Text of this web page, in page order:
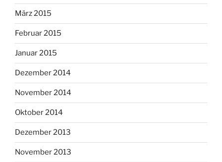
März 2015
Februar 2015
Januar 2015
Dezember 2014
November 2014
Oktober 2014
Dezember 2013
November 2013